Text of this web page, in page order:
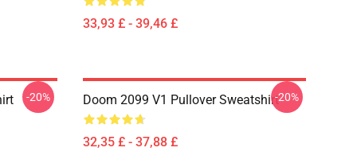
33,93 £ - 39,46 £
-20% Doom 2099 V1 Pullover Sweatshirt
32,35 £ - 37,88 £
-20%